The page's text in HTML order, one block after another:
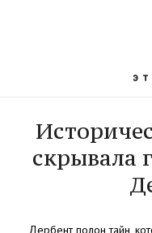
скрывала
Дербент полон тайн,